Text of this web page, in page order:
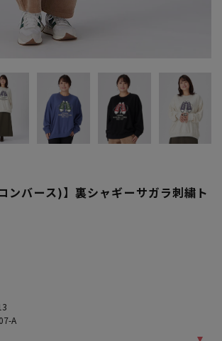
ンバース)】裏シャギーサガラ刺繍ト
ース 【CONVERSE(コンバース)】裏シャギーサ
A